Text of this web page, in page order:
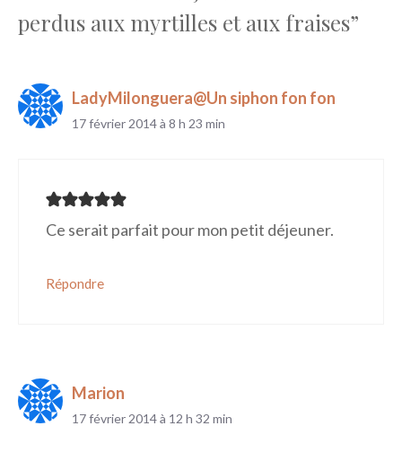
perdus aux myrtilles et aux fraises”
LadyMilonguera@Un siphon fon fon
17 février 2014 à 8 h 23 min
Ce serait parfait pour mon petit déjeuner.
Répondre
Marion
17 février 2014 à 12 h 32 min